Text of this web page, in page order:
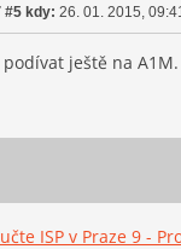
#5 kdy: 26. 01. 2015,
ještě na
ISP v Praze 9 -